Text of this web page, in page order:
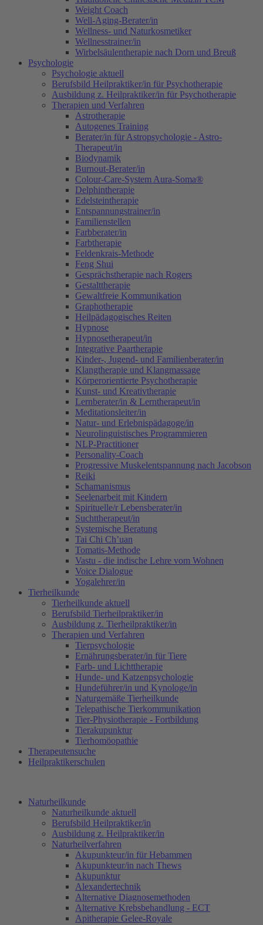
Weight Coach
Well-Aging-Berater/in
Wellness- und Naturkosmetiker
Wellnesstrainer/in
Wirbelsäulentherapie nach Dorn und Breuß
Psychologie
Psychologie aktuell
Berufsbild Heilpraktiker/in für Psychotherapie
Ausbildung z. Heilpraktiker/in für Psychotherapie
Therapien und Verfahren
Astrotherapie
Autogenes Training
Berater/in für Astropsychologie - Astro-
Therapeut/in
Biodynamik
Burnout-Berater/in
Colour-Care-System Aura-Soma®
Delphintherapie
Edelsteintherapie
Entspannungstrainer/in
Familienstellen
Farbberater/in
Farbtherapie
Feldenkrais-Methode
Feng Shui
Gesprächstherapie nach Rogers
Gestalttherapie
Gewaltfreie Kommunikation
Graphotherapie
Heilpädagogisches Reiten
Hypnose
Hypnosetherapeut/in
Integrative Paartherapie
Kinder-, Jugend- und Familienberater/in
Klangtherapie und Klangmassage
Körperorientierte Psychotherapie
Kunst- und Kreativtherapie
Lernberater/in & Lerntherapeut/in
Meditationsleiter/in
Natur- und Erlebnispädagoge/in
Neurolinguistisches Programmieren
NLP-Practitioner
Personality-Coach
Progressive Muskelentspannung nach Jacobson
Reiki
Schamanismus
Seelenarbeit mit Kindern
Spirituelle/r Lebensberater/in
Suchttherapeut/in
Systemische Beratung
Tai Chi Ch’uan
Tomatis-Methode
Vastu - die indische Lehre vom Wohnen
Voice Dialogue
Yogalehrer/in
Tierheilkunde
Tierheilkunde aktuell
Berufsbild Tierheilpraktiker/in
Ausbildung z. Tierheilpraktiker/in
Therapien und Verfahren
Tierpsychologie
Ernährungsberater/in für Tiere
Farb- und Lichttherapie
Hunde- und Katzenpsychologie
Hundeführer/in und Kynologe/in
Naturgemäße Tierheilkunde
Telepathische Tierkommunikation
Tier-Physiotherapie - Fortbildung
Tierakupunktur
Tierhomöopathie
Therapeutensuche
Heilpraktikerschulen
Naturheilkunde
Naturheilkunde aktuell
Berufsbild Heilpraktiker/in
Ausbildung z. Heilpraktiker/in
Naturheilverfahren
Akupunkteur/in für Hebammen
Akupunkteur/in nach Thews
Akupunktur
Alexandertechnik
Alternative Diagnosemethoden
Alternative Krebsbehandlung - ECT
Apitherapie Gelee-Royale